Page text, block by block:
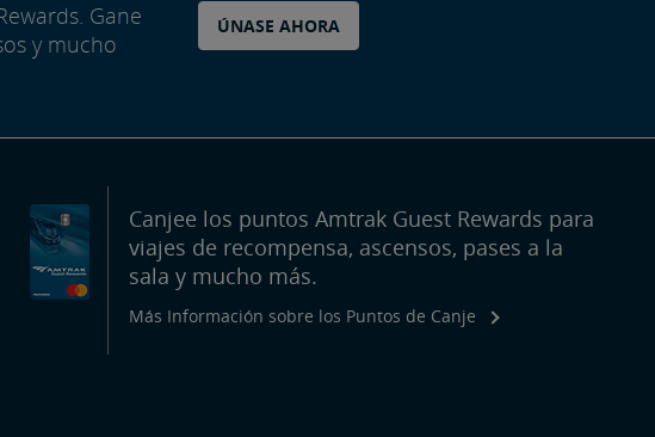
Gane
y mucho
ÚNASE AHORA
Canjee los puntos Amtrak Guest Rewards para
viajes de recompensa, ascensos, pases a la
sala y mucho más.
Más Información sobre los Puntos de Canje